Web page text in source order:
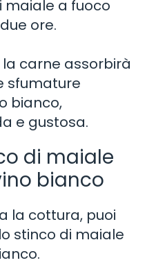
maiale a fuoco
ore.
carne assorbirà
sfumature
bianco,
e gustosa.
di maiale
bianco
la cottura, puoi
stinco di maiale